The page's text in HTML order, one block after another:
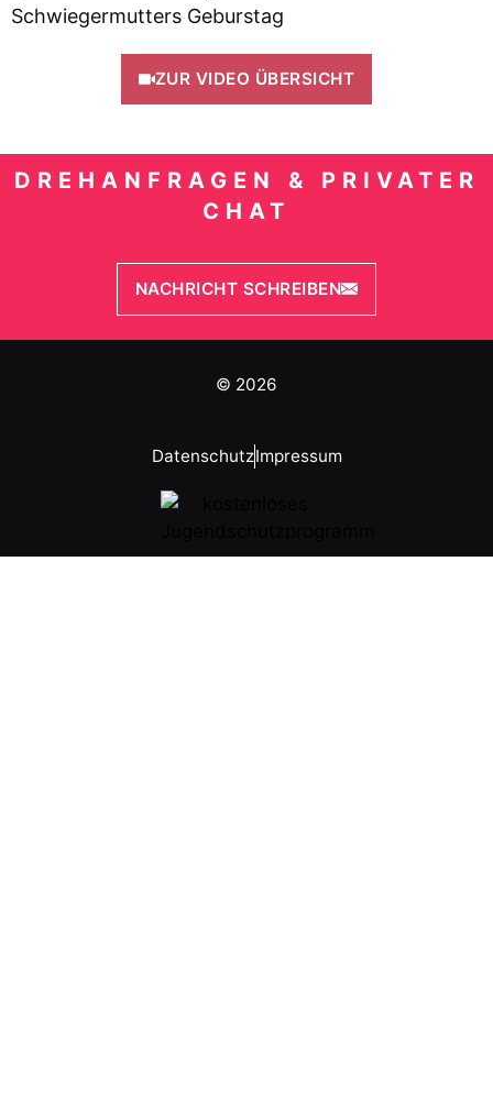
Schwiegermutters Geburstag
ZUR VIDEO ÜBERSICHT
DREHANFRAGEN & PRIVATER
CHAT
NACHRICHT SCHREIBEN
© 2026
DatenschutzImpressum